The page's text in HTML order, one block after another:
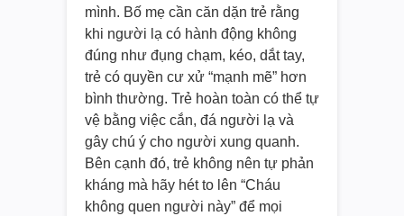
mình. Bố mẹ cần căn dặn trẻ rằng
khi người lạ có hành động không
đúng như đụng chạm, kéo, dắt tay,
trẻ có quyền cư xử “mạnh mẽ” hơn
bình thường. Trẻ hoàn toàn có thể tự
vệ bằng việc cắn, đá người lạ và
gây chú ý cho người xung quanh.
Bên cạnh đó, trẻ không nên tự phản
kháng mà hãy hét to lên “Cháu
không quen người này” để mọi